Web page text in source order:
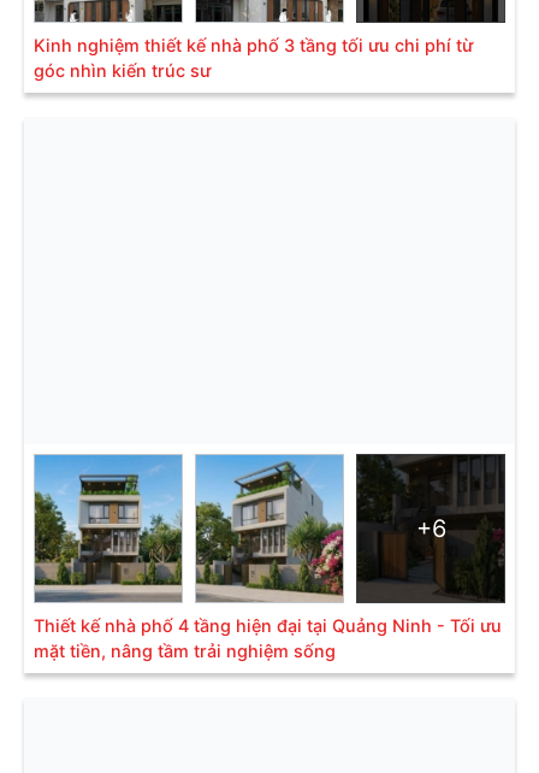
Kinh nghiệm thiết kế nhà phố 3 tầng tối ưu chi phí từ
góc nhìn kiến trúc sư
+6
Thiết kế nhà phố 4 tầng hiện đại tại Quảng Ninh - Tối ưu
mặt tiền, nâng tầm trải nghiệm sống